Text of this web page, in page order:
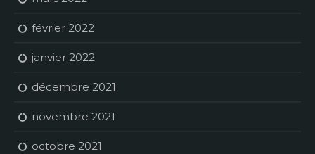
février 2022
janvier 2022
décembre 2021
novembre 2021
octobre 2021